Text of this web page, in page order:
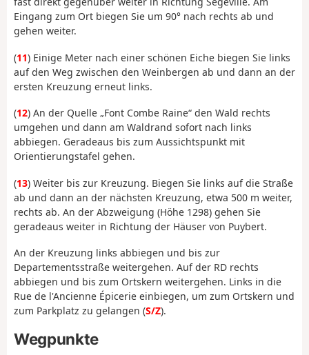
Eingang zum Ort biegen Sie um 90° nach rechts ab und
gehen weiter.
(11) Einige Meter nach einer schönen Eiche biegen Sie links
auf den Weg zwischen den Weinbergen ab und dann an der
ersten Kreuzung erneut links.
(12) An der Quelle „Font Combe Raine“ den Wald rechts
umgehen und dann am Waldrand sofort nach links
abbiegen. Geradeaus bis zum Aussichtspunkt mit
Orientierungstafel gehen.
(13) Weiter bis zur Kreuzung. Biegen Sie links auf die Straße
ab und dann an der nächsten Kreuzung, etwa 500 m weiter,
rechts ab. An der Abzweigung (Höhe 1298) gehen Sie
geradeaus weiter in Richtung der Häuser von Puybert.
An der Kreuzung links abbiegen und bis zur
Departementsstraße weitergehen. Auf der RD rechts
abbiegen und bis zum Ortskern weitergehen. Links in die
Rue de l'Ancienne Épicerie einbiegen, um zum Ortskern und
zum Parkplatz zu gelangen (S/Z).
Wegpunkte